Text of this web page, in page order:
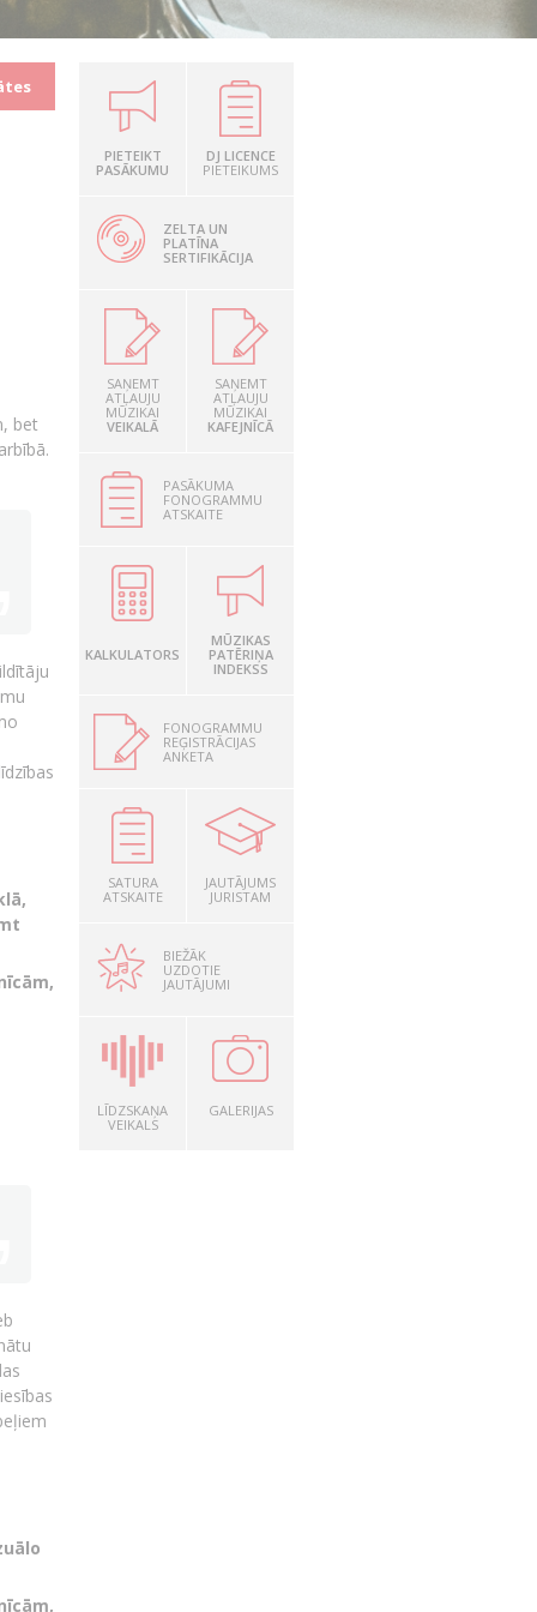
bet
PIETEIKT
PASĀKUMU
DJ LICENCE
PIETEIKUMS
ZELTA UN
PLATĪNA
SERTIFIKĀCIJA
SAŅEMT
ATĻAUJU
MŪZIKAI
VEIKALĀ
SAŅEMT
ATĻAUJU
MŪZIKAI
KAFEJNĪCĀ
PASĀKUMA
FONOGRAMMU
ATSKAITE
KALKULATORS
MŪZIKAS
PATĒRIŅA
INDEKSS
FONOGRAMMU
REĢISTRĀCIJAS
ANKETA
SATURA
ATSKAITE
JAUTĀJUMS
JURISTAM
BIEŽĀK
UZDOTIE
JAUTĀJUMI
LĪDZSKAŅA
VEIKALS
GALERIJAS